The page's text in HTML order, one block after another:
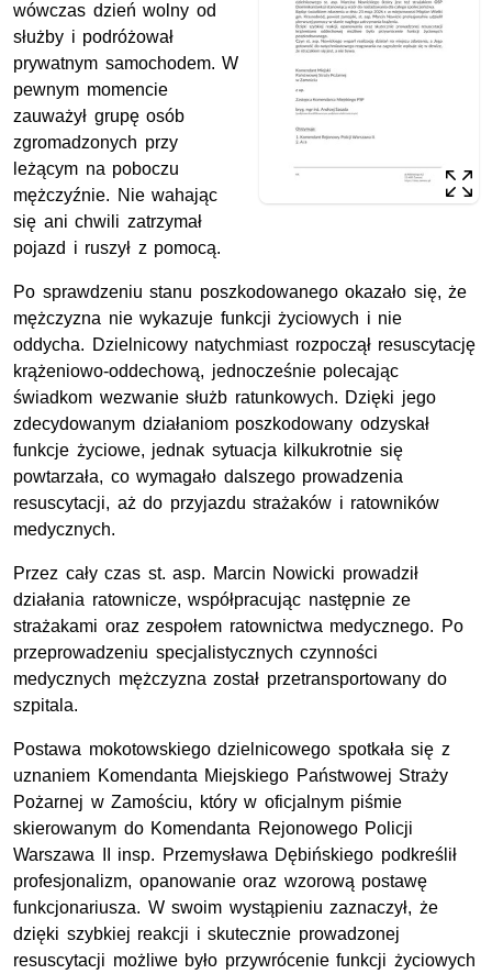
wówczas dzień wolny od
służby i podróżował
prywatnym samochodem. W
pewnym momencie
zauważył grupę osób
zgromadzonych przy
leżącym na poboczu
mężczyźnie. Nie wahając
się ani chwili zatrzymał
pojazd i ruszył z pomocą.
Po sprawdzeniu stanu poszkodowanego okazało się, że
mężczyzna nie wykazuje funkcji życiowych i nie
oddycha. Dzielnicowy natychmiast rozpoczął resuscytację
krążeniowo-oddechową, jednocześnie polecając
świadkom wezwanie służb ratunkowych. Dzięki jego
zdecydowanym działaniom poszkodowany odzyskał
funkcje życiowe, jednak sytuacja kilkukrotnie się
powtarzała, co wymagało dalszego prowadzenia
resuscytacji, aż do przyjazdu strażaków i ratowników
medycznych.
Przez cały czas st. asp. Marcin Nowicki prowadził
działania ratownicze, współpracując następnie ze
strażakami oraz zespołem ratownictwa medycznego. Po
przeprowadzeniu specjalistycznych czynności
medycznych mężczyzna został przetransportowany do
szpitala.
Postawa mokotowskiego dzielnicowego spotkała się z
uznaniem Komendanta Miejskiego Państwowej Straży
Pożarnej w Zamościu, który w oficjalnym piśmie
skierowanym do Komendanta Rejonowego Policji
Warszawa II insp. Przemysława Dębińskiego podkreślił
profesjonalizm, opanowanie oraz wzorową postawę
funkcjonariusza. W swoim wystąpieniu zaznaczył, że
dzięki szybkiej reakcji i skutecznie prowadzonej
resuscytacji możliwe było przywrócenie funkcji życiowych